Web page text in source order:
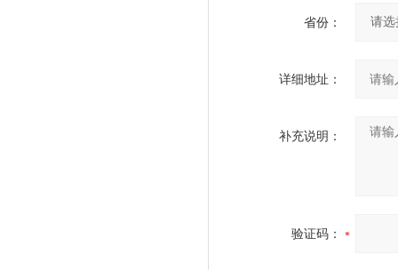
省份：
详细地址：
补充说明：
验证码：